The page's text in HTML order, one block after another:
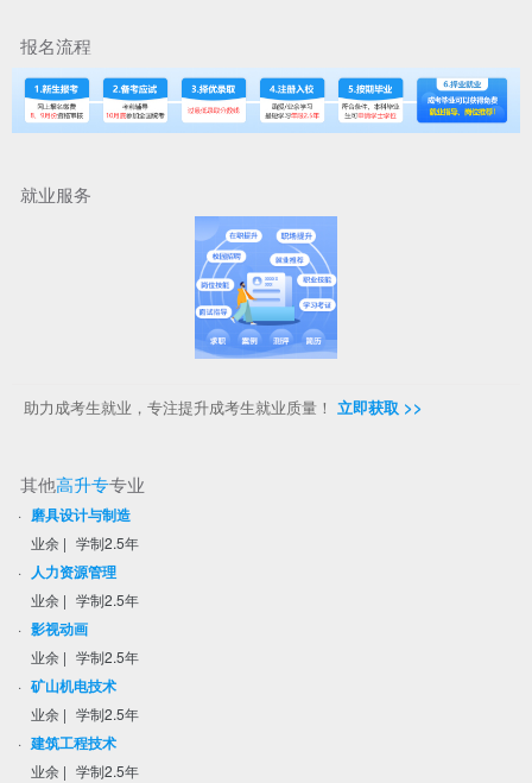
报名流程
就业服务
助力成考生就业，专注提升成考生就业质量！ 立即获取 >>
其他高升专专业
· 磨具设计与制造
业余 | 学制2.5年
· 人力资源管理
业余 | 学制2.5年
· 影视动画
业余 | 学制2.5年
· 矿山机电技术
业余 | 学制2.5年
· 建筑工程技术
业余 | 学制2.5年